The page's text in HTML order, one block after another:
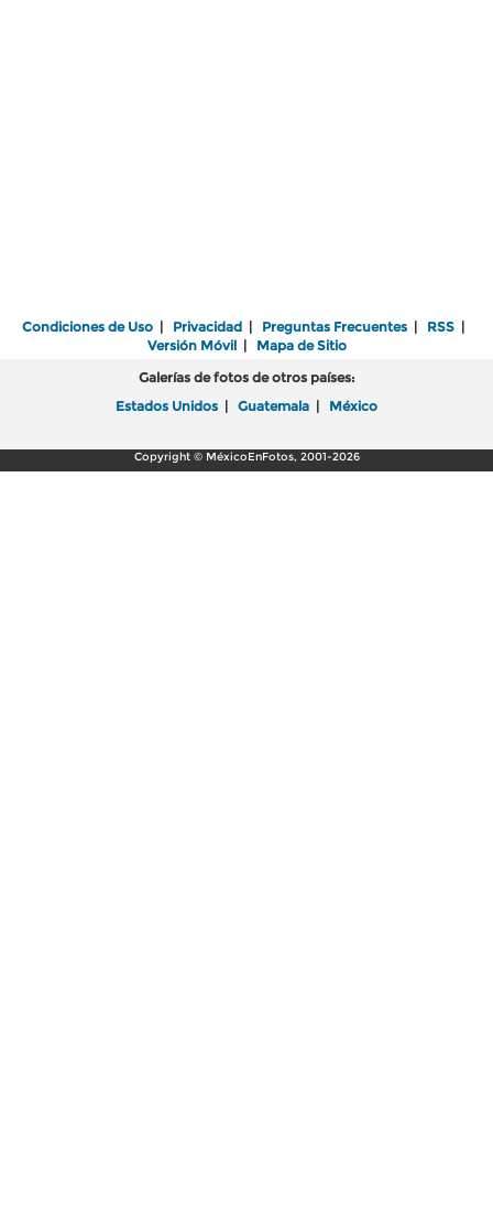
Condiciones de Uso | Privacidad | Preguntas Frecuentes | RSS |
Versión Móvil| Mapa de Sitio
Galerías de fotos de otros países:
Estados Unidos | Guatemala | México
Copyright © MéxicoEnFotos, 2001-2026